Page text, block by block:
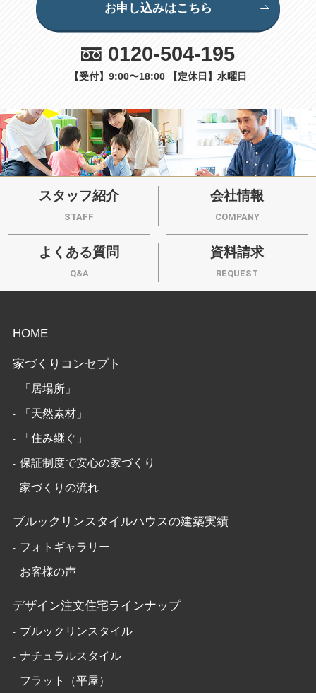
お申し込みはこちら
0120-504-195
【受付】9:00〜18:00 【定休日】水曜日
スタッフ紹介
STAFF
会社情報
COMPANY
よくある質問
Q&A
資料請求
REQUEST
HOME
家づくりコンセプト
「居場所」
「天然素材」
「住み継ぐ」
保証制度で安心の家づくり
家づくりの流れ
ブルックリンスタイルハウスの建築実績
フォトギャラリー
お客様の声
デザイン注文住宅ラインナップ
ブルックリンスタイル
ナチュラルスタイル
フラット（平屋）